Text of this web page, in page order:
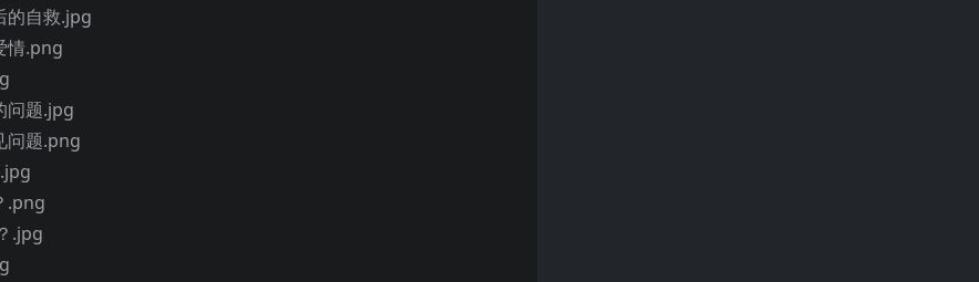
的自救.jpg
情.png
问题.jpg
问题.png
.png
.jpg